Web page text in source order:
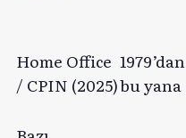
Home Office
/ CPIN (2025)
1979’dan
bu yana